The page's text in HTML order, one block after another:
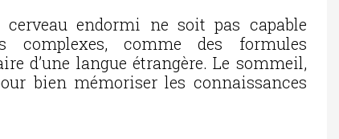
endormi ne soit pas capable
complexes, comme des formules
d’une langue étrangère. Le sommeil,
bien mémoriser les connaissances